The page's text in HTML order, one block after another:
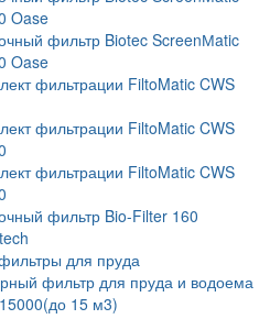
Oase
фильтр Biotec ScreenМatic
Oase
фильтрации FiltoMatic CWS
фильтрации FiltoMatic CWS
фильтрации FiltoMatic CWS
фильтр Bio-Filter 160
для пруда
фильтр для пруда и водоема
15 м3)